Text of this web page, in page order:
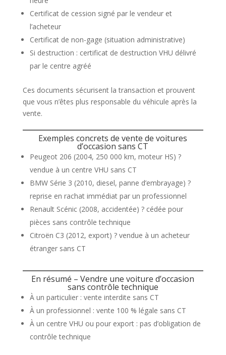
Certificat de cession signé par le vendeur et
l’acheteur
Certificat de non-gage (situation administrative)
Si destruction : certificat de destruction VHU délivré
par le centre agréé
Ces documents sécurisent la transaction et prouvent
que vous n’êtes plus responsable du véhicule après la
vente.
Exemples concrets de vente de voitures
d’occasion sans CT
Peugeot 206 (2004, 250 000 km, moteur HS) ?
vendue à un centre VHU sans CT
BMW Série 3 (2010, diesel, panne d’embrayage) ?
reprise en rachat immédiat par un professionnel
Renault Scénic (2008, accidentée) ? cédée pour
pièces sans contrôle technique
Citroën C3 (2012, export) ? vendue à un acheteur
étranger sans CT
En résumé – Vendre une voiture d’occasion
sans contrôle technique
À un particulier : vente interdite sans CT
À un professionnel : vente 100 % légale sans CT
À un centre VHU ou pour export : pas d’obligation de
contrôle technique